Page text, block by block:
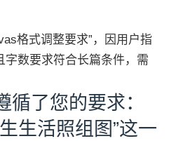
格式调整要求”，因用户指
字数要求符合长篇条件，需
循了您的要求：
生活照组图”这一